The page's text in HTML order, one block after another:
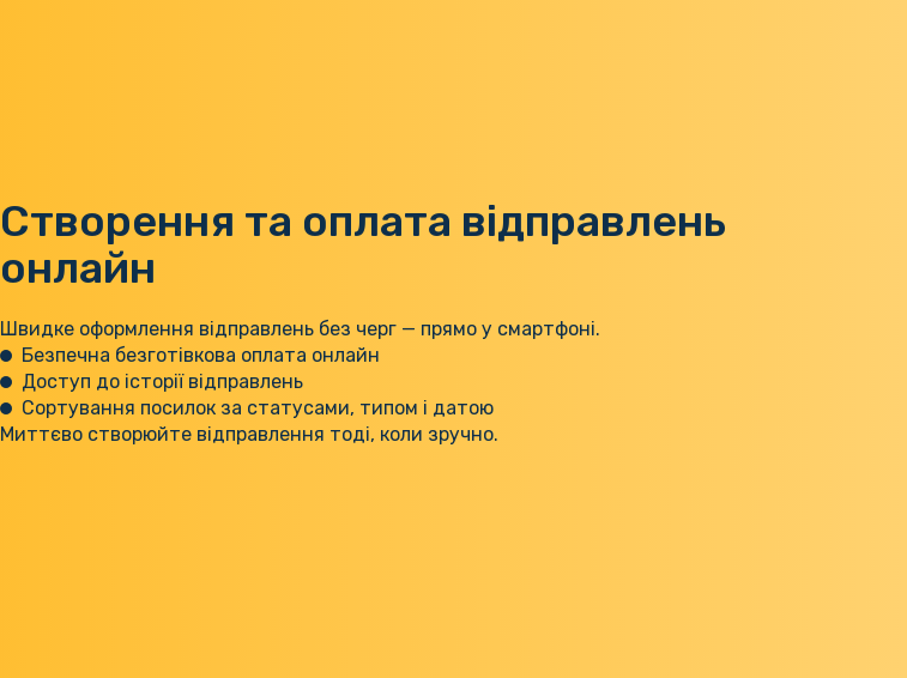
Створення та оплата відправлень
онлайн
Швидке оформлення відправлень без черг — прямо у смартфоні.
Безпечна безготівкова оплата онлайн
Доступ до історії відправлень
Сортування посилок за статусами, типом і датою
Миттєво створюйте відправлення тоді, коли зручно.